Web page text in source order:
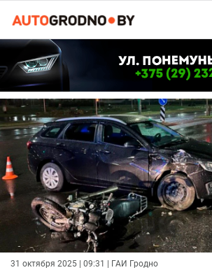
31 октября 2025 | 09:31 | ГАИ Гродно